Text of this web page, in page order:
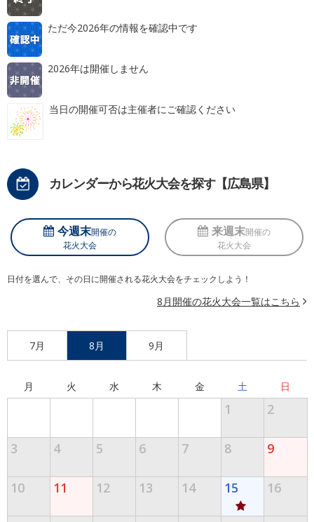
ただ今2026年の情報を確認中です
2026年は開催しません
当日の開催可否は主催者にご確認ください
カレンダーから花火大会を探す【広島県】
今週末開催の
花火大会
来週末開催の
花火大会
日付を選んで、その日に開催される花火大会をチェックしよう！
8月開催の花火大会一覧はこちら
7月 8月 9月
月 火 水 木 金 土 日
1 2
3 4 5 6 7 8 9
10 11 12 13 14 15 16